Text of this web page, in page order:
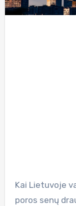
Kai Lietuvoje vasaris dar alsuoja žiema, mes, dvi
poros senų